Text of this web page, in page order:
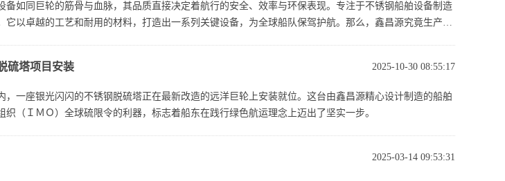
备如同巨轮的筋骨与血脉，其品质直接决定着航行的安全、效率与环保表现。专注于不锈钢船舶设备制造
它以卓越的工艺和耐用的材料，打造出一系列关键设备，为全球船队保驾护航。那么，鑫昌源究竟生产哪
2025-10-30 08:55:17
硫塔项目安装
，一座银光闪闪的不锈钢脱硫塔正在最新改造的远洋巨轮上安装就位。这台由鑫昌源精心设计制造的船舶
（ＩＭＯ）全球硫限令的利器，标志着船东在践行绿色航运理念上迈出了坚实一步。
2025-03-14 09:53:31